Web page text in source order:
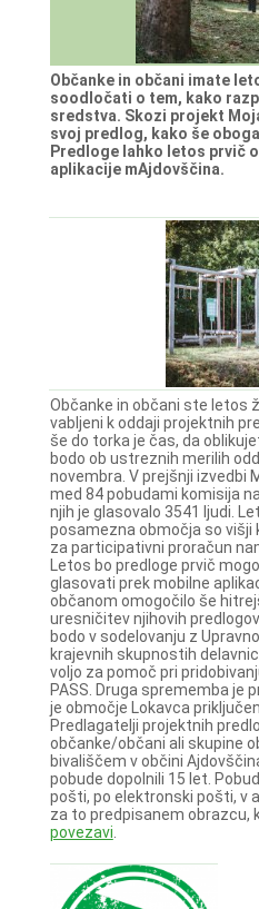
Občanke in občani imate
soodločati o tem, kako
sredstva. Skozi projekt
svoj predlog, kako še
Predloge lahko letos prvič
aplikacije mAjdovščina.
Občanke in občani ste letos
vabljeni k oddaji projektnih
še do torka je čas, da
bodo ob ustreznih merilih
novembra. V prejšnji izvedbi
med 84 pobudami komisija
njih je glasovalo 3541 ljudi.
posamezna območja so višji
za participativni proračun
Letos bo predloge prvič
glasovati prek mobilne
občanom omogočilo še
uresničitev njihovih
bodo v sodelovanju z
krajevnih skupnostih
voljo za pomoč pri
PASS. Druga sprememba je
je območje Lokavca
Predlagatelji projektnih
občanke/občani ali skupine
bivališčem v občini
pobude dopolnili 15 let.
pošti, po elektronski pošti, v
za to predpisanem obrazcu,
povezavi.